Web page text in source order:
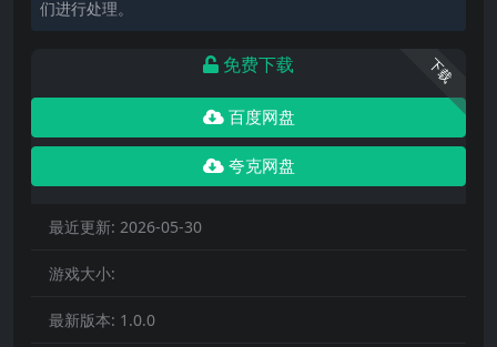
们进行处理。
下载
免费下载
百度网盘
夸克网盘
最近更新: 2026-05-30
游戏大小:
最新版本: 1.0.0